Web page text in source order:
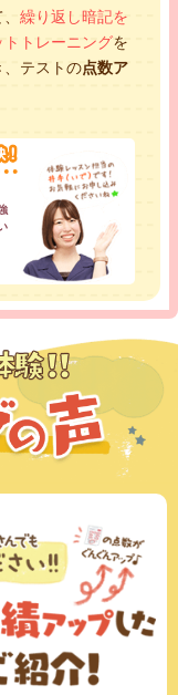
繰り返し暗記を
トレーニングを
、テストの点数ア